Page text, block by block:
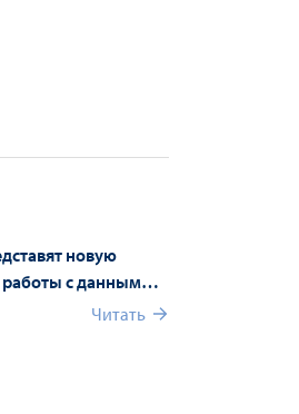
новую
работы с данными
Читать